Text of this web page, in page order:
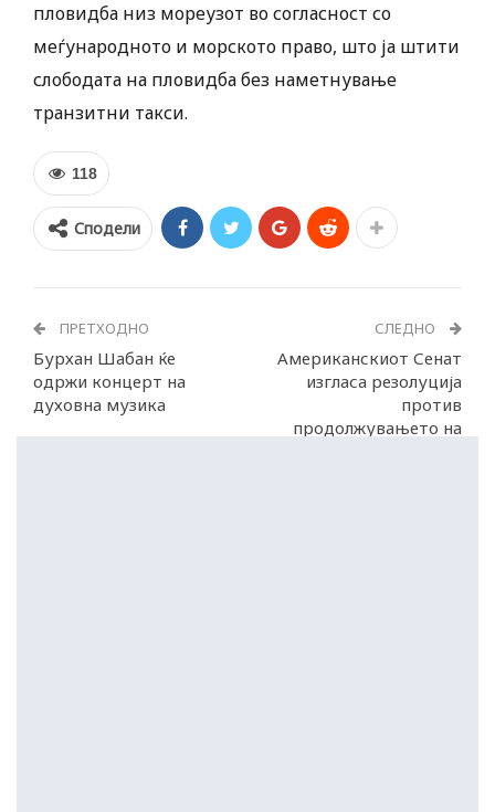
пловидба низ мореузот во согласност со
меѓународното и морското право, што ја штити
слободата на пловидба без наметнување
транзитни такси.
118
Сподели
ПРЕТХОДНО
Бурхан Шабан ќе
одржи концерт на
духовна музика
СЛЕДНО
Американскиот Сенат
изгласа резолуција
против
продолжувањето на